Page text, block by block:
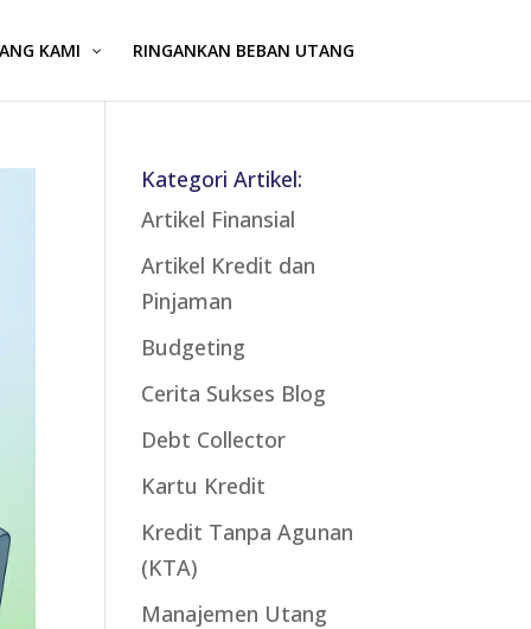
KAMI RINGANKAN BEBAN UTANG
Kategori Artikel:
Artikel Finansial
Artikel Kredit dan
Pinjaman
Budgeting
Cerita Sukses Blog
Debt Collector
Kartu Kredit
Kredit Tanpa Agunan
(KTA)
Manajemen Utang